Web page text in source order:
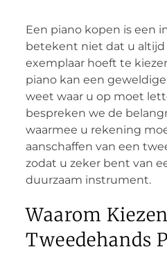
Een piano kopen is een
betekent niet dat u
exemplaar hoeft te
piano kan een
weet waar u op moet
bespreken we de
waarmee u rekening
aanschaffen van een
zodat u zeker bent van
duurzaam instrument.
Waarom
Tweedehands